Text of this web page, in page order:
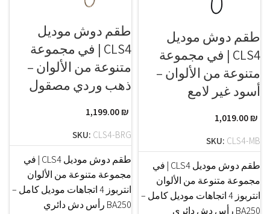
طقم دوش موديل
CLS4 | في مجموعة
متنوعة من الألوان –
أسود غير لامع
1,019.00₪
SKU: CLS4-MB
طقم دوش موديل CLS4 | في
مجموعة متنوعة من الألوان
انتربوز 4 اتجاهات موديل كامل –
BA250 رأس دش دائري
طقم دوش موديل
CLS4 | في مجموعة
متنوعة من الألوان –
ذهب وردي مصقول
1,199.00₪
SKU: CLS4-BRG
طقم دوش موديل CLS4 | في
مجموعة متنوعة من الألوان
انتربوز 4 اتجاهات موديل كامل –
BA250 رأس دش دائري